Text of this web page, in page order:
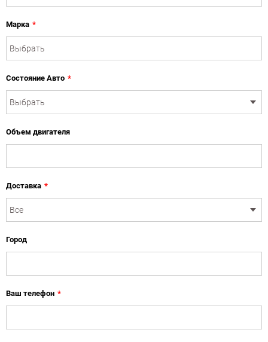
Марка *
Состояние Авто *
Объем двигателя
Доставка *
Город
Ваш телефон *